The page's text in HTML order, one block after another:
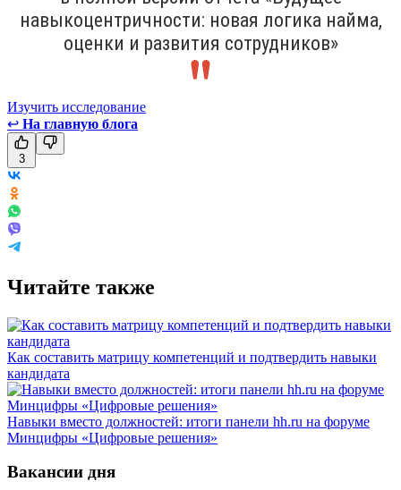
навыкоцентричности: новая логика найма,
оценки и развития сотрудников»
Изучить исследование
↩ На главную блога
3
Читайте также
Как составить матрицу компетенций и подтвердить навыки
кандидата
Навыки вместо должностей: итоги панели hh.ru на форуме
Минцифры «Цифровые решения»
Вакансии дня